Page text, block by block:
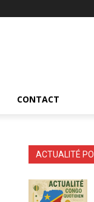
CONTACT
ACTUALITÉ